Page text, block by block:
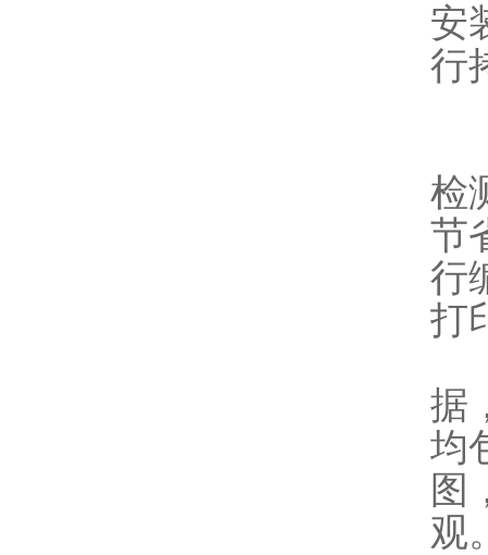
安
行
检
节
行
打
据
均
图
观